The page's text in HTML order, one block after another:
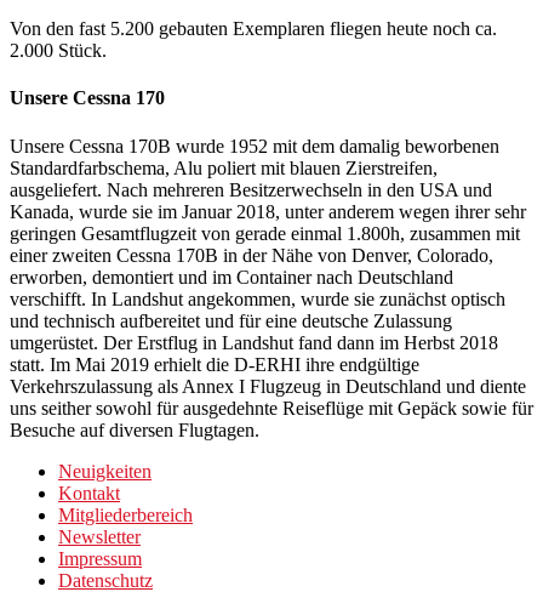
Von den fast 5.200 gebauten Exemplaren fliegen heute noch ca.
2.000 Stück.
Unsere Cessna 170
Unsere Cessna 170B wurde 1952 mit dem damalig beworbenen
Standardfarbschema, Alu poliert mit blauen Zierstreifen,
ausgeliefert. Nach mehreren Besitzerwechseln in den USA und
Kanada, wurde sie im Januar 2018, unter anderem wegen ihrer sehr
geringen Gesamtflugzeit von gerade einmal 1.800h, zusammen mit
einer zweiten Cessna 170B in der Nähe von Denver, Colorado,
erworben, demontiert und im Container nach Deutschland
verschifft. In Landshut angekommen, wurde sie zunächst optisch
und technisch aufbereitet und für eine deutsche Zulassung
umgerüstet. Der Erstflug in Landshut fand dann im Herbst 2018
statt. Im Mai 2019 erhielt die D-ERHI ihre endgültige
Verkehrszulassung als Annex I Flugzeug in Deutschland und diente
uns seither sowohl für ausgedehnte Reiseflüge mit Gepäck sowie für
Besuche auf diversen Flugtagen.
Neuigkeiten
Kontakt
Mitgliederbereich
Newsletter
Impressum
Datenschutz